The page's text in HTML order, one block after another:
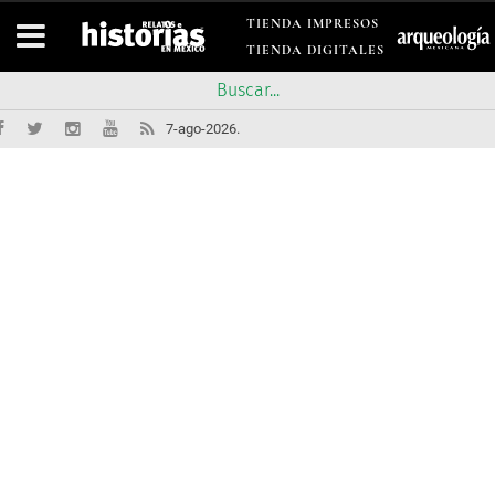
TIENDA IMPRESOS
TIENDA DIGITALES
7-ago-2026.